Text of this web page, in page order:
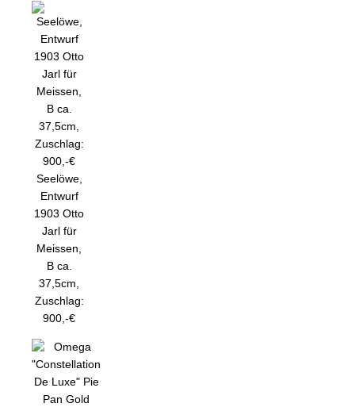
Seelöwe,
Entwurf
1903 Otto
Jarl für
Meissen,
B ca.
37,5cm,
Zuschlag:
900,-€